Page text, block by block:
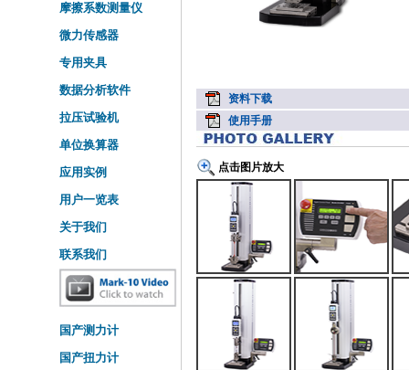
摩擦系数测量仪
微力传感器
专用夹具
数据分析软件
拉压试验机
单位换算器
应用实例
用户一览表
关于我们
联系我们
国产测力计
国产扭力计
资料下载
使用手册
点击图片放大